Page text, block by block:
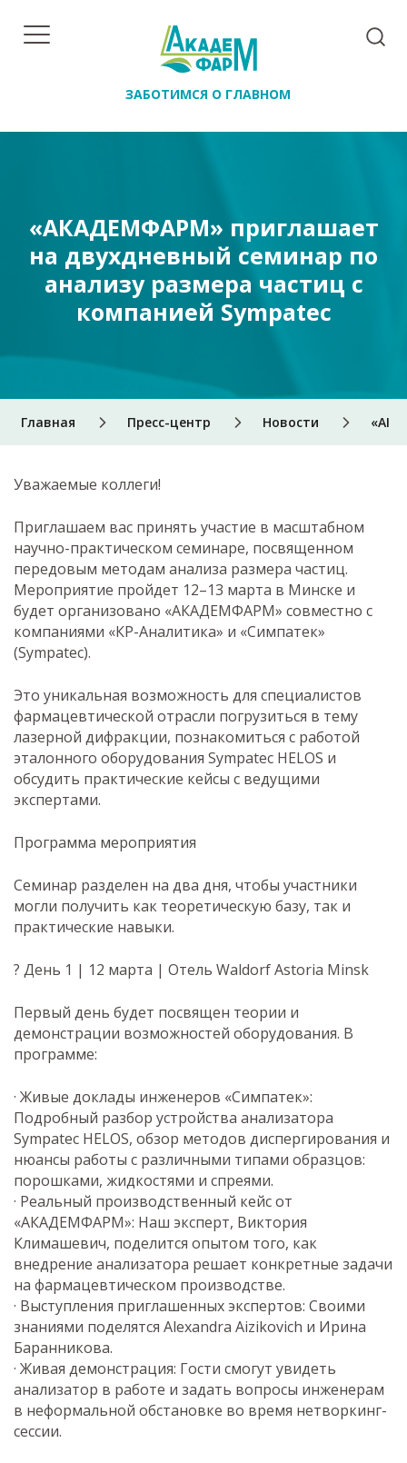
ЗАБОТИМСЯ О ГЛАВНОМ
Главная Пресс-центр Новости
«АКАДЕМФАРМ» приглашает
на двухдневный семинар по
анализу размера частиц с
компанией Sympatec
Уважаемые коллеги!
Приглашаем вас принять участие в масштабном
научно-практическом семинаре, посвященном
передовым методам анализа размера частиц.
Мероприятие пройдет 12–13 марта в Минске и
будет организовано «АКАДЕМФАРМ» совместно с
компаниями «КР-Аналитика» и «Симпатек»
(Sympatec).
Это уникальная возможность для специалистов
фармацевтической отрасли погрузиться в тему
лазерной дифракции, познакомиться с работой
эталонного оборудования Sympatec HELOS и
обсудить практические кейсы с ведущими
экспертами.
Программа мероприятия
Семинар разделен на два дня, чтобы участники
могли получить как теоретическую базу, так и
практические навыки.
? День 1 | 12 марта | Отель Waldorf Astoria Minsk
Первый день будет посвящен теории и
демонстрации возможностей оборудования. В
программе:
· Живые доклады инженеров «Симпатек»:
Подробный разбор устройства анализатора
Sympatec HELOS, обзор методов диспергирования и
нюансы работы с различными типами образцов:
порошками, жидкостями и спреями.
· Реальный производственный кейс от
«АКАДЕМФАРМ»: Наш эксперт, Виктория
Климашевич, поделится опытом того, как
внедрение анализатора решает конкретные задачи
на фармацевтическом производстве.
· Выступления приглашенных экспертов: Своими
знаниями поделятся Alexandra Aizikovich и Ирина
Баранникова.
· Живая демонстрация: Гости смогут увидеть
анализатор в работе и задать вопросы инженерам
в неформальной обстановке во время нетворкинг-
сессии.